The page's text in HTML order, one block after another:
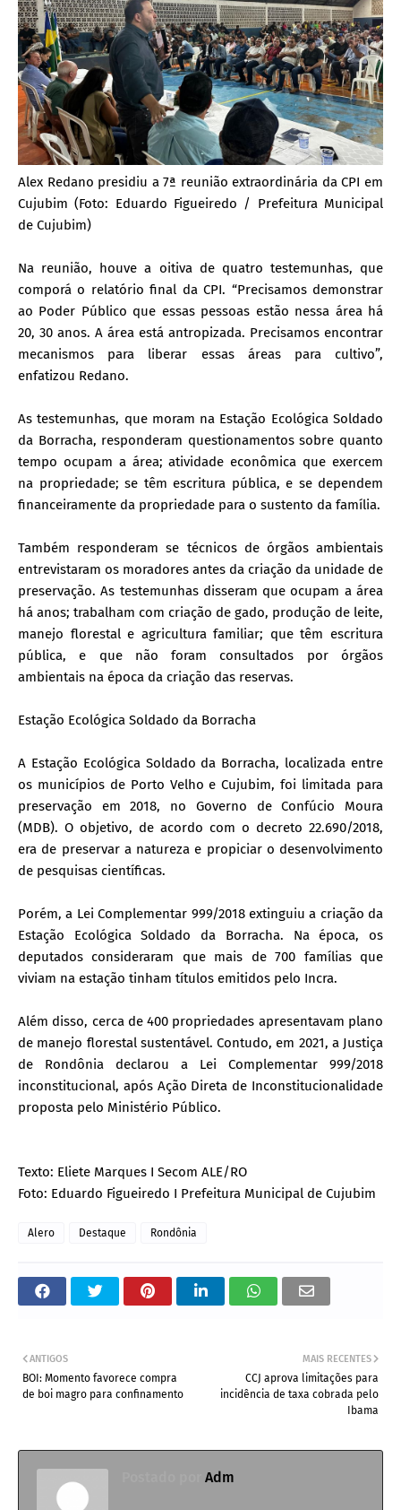
Alex Redano presidiu a 7ª reunião extraordinária da CPI em
Cujubim (Foto: Eduardo Figueiredo / Prefeitura Municipal
de Cujubim)
Na reunião, houve a oitiva de quatro testemunhas, que
comporá o relatório final da CPI. “Precisamos demonstrar
ao Poder Público que essas pessoas estão nessa área há
20, 30 anos. A área está antropizada. Precisamos encontrar
mecanismos para liberar essas áreas para cultivo”,
enfatizou Redano.
As testemunhas, que moram na Estação Ecológica Soldado
da Borracha, responderam questionamentos sobre quanto
tempo ocupam a área; atividade econômica que exercem
na propriedade; se têm escritura pública, e se dependem
financeiramente da propriedade para o sustento da família.
Também responderam se técnicos de órgãos ambientais
entrevistaram os moradores antes da criação da unidade de
preservação. As testemunhas disseram que ocupam a área
há anos; trabalham com criação de gado, produção de leite,
manejo florestal e agricultura familiar; que têm escritura
pública, e que não foram consultados por órgãos
ambientais na época da criação das reservas.
Estação Ecológica Soldado da Borracha
A Estação Ecológica Soldado da Borracha, localizada entre
os municípios de Porto Velho e Cujubim, foi limitada para
preservação em 2018, no Governo de Confúcio Moura
(MDB). O objetivo, de acordo com o decreto 22.690/2018,
era de preservar a natureza e propiciar o desenvolvimento
de pesquisas científicas.
Porém, a Lei Complementar 999/2018 extinguiu a criação da
Estação Ecológica Soldado da Borracha. Na época, os
deputados consideraram que mais de 700 famílias que
viviam na estação tinham títulos emitidos pelo Incra.
Além disso, cerca de 400 propriedades apresentavam plano
de manejo florestal sustentável. Contudo, em 2021, a Justiça
de Rondônia declarou a Lei Complementar 999/2018
inconstitucional, após Ação Direta de Inconstitucionalidade
proposta pelo Ministério Público.
Texto: Eliete Marques I Secom ALE/RO
Foto: Eduardo Figueiredo I Prefeitura Municipal de Cujubim
Alero Destaque Rondônia
MAIS RECENTES
CCJ aprova limitações para
incidência de taxa cobrada pelo
Ibama
ANTIGOS
BOI: Momento favorece compra
de boi magro para confinamento
Adm